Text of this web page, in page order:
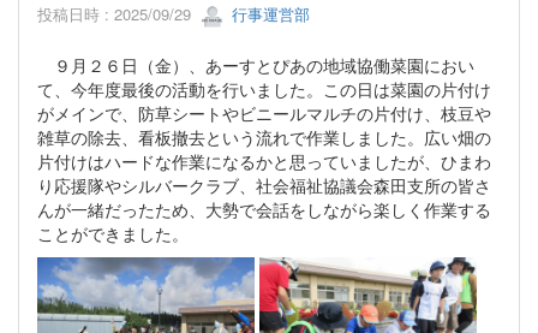
投稿日時 : 2025/09/29 行事運営部
９月２６日（金）、あーすとぴあの地域協働菜園におい
て、今年度最後の活動を行いました。この日は菜園の片付け
がメインで、防草シートやビニールマルチの片付け、枝豆や
雑草の除去、看板撤去という流れで作業しました。広い畑の
片付けはハードな作業になるかと思っていましたが、ひまわ
り応援隊やシルバークラブ、社会福祉協議会森田支所の皆さ
んが一緒だったため、大勢で会話をしながら楽しく作業する
ことができました。